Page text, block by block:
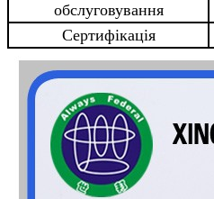
обслуговування
Сертифікація